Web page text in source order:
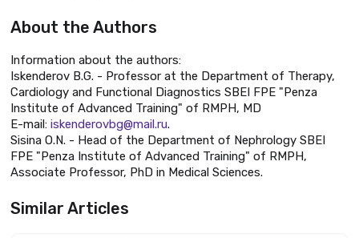
About the Authors
Information about the authors:
Iskenderov B.G. - Professor at the Department of Therapy,
Cardiology and Functional Diagnostics SBEI FPE "Penza
Institute of Advanced Training" of RMPH, MD
E-mail: iskenderovbg@mail.ru.
Sisina O.N. - Head of the Department of Nephrology SBEI
FPE "Penza Institute of Advanced Training" of RMPH,
Associate Professor, PhD in Medical Sciences.
Similar Articles